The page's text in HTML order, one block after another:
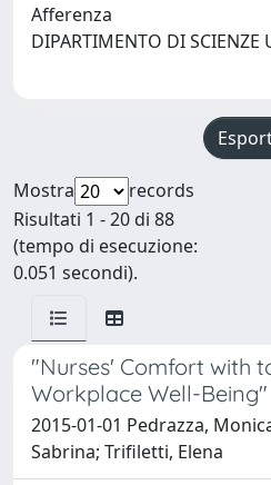
Afferenza
DIPARTIMENTO DI SCIENZE
Mostra
records
Risultati 1 - 20 di 88
(tempo di esecuzione:
0.051 secondi).
"Nurses' Comfort with
Workplace Well-Being"
2015-01-01 Pedrazza,
Sabrina; Trifiletti, Elena